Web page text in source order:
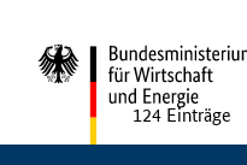
124 Einträge